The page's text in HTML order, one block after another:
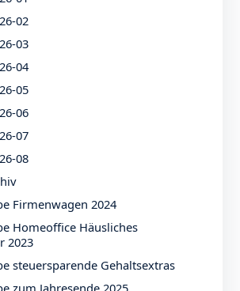
02
03
04
05
06
07
08
Firmenwagen 2024
Homeoffice Häusliches
2023
steuersparende Gehaltsextras